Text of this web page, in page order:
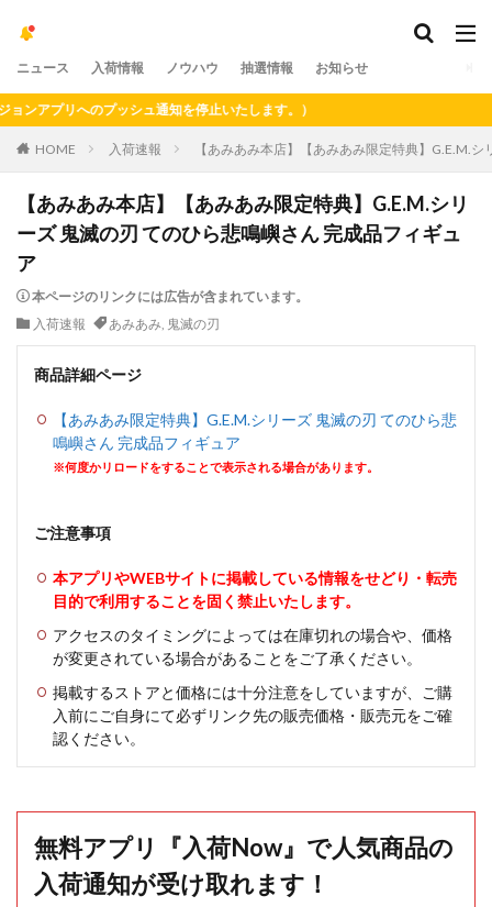
ニュース 入荷情報 ノウハウ 抽選情報 お知らせ
プリへのプッシュ通知を停止いたします。）
HOME 入荷速報 【あみあみ本店】【あみあみ限定特典】G.E.M.
【あみあみ本店】【あみあみ限定特典】G.E.M.シリ
ーズ 鬼滅の刃 てのひら悲鳴嶼さん 完成品フィギュ
ア
本ページのリンクには広告が含まれています。
入荷速報
あみあみ, 鬼滅の刃
商品詳細ページ
【あみあみ限定特典】G.E.M.シリーズ 鬼滅の刃 てのひら悲
鳴嶼さん 完成品フィギュア
※何度かリロードをすることで表示される場合があります。
ご注意事項
本アプリやWEBサイトに掲載している情報をせどり・転売
目的で利用することを固く禁止いたします。
アクセスのタイミングによっては在庫切れの場合や、価格
が変更されている場合があることをご了承ください。
掲載するストアと価格には十分注意をしていますが、ご購
入前にご自身にて必ずリンク先の販売価格・販売元をご確
認ください。
無料アプリ『入荷Now』で人気商品の
入荷通知が受け取れます！